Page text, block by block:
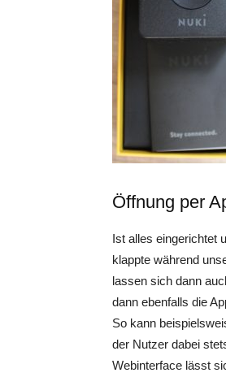
Öffnung per
Ist alles eingerichtet
klappte während
lassen sich dann
dann ebenfalls die
So kann
der Nutzer dabei
Webinterface lässt